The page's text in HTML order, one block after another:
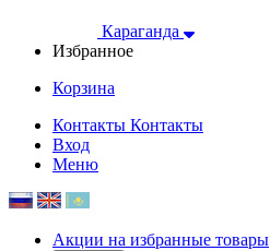
Караганда
Избранное
Корзина
Контакты Контакты
Вход
Меню
Акции на избранные товары